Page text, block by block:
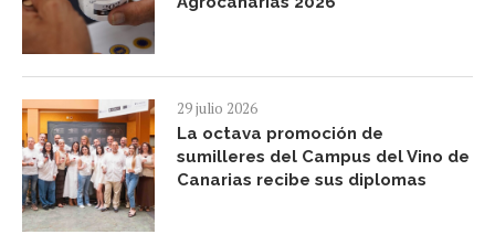
29 julio 2026
La octava promoción de
sumilleres del Campus del Vino de
Canarias recibe sus diplomas